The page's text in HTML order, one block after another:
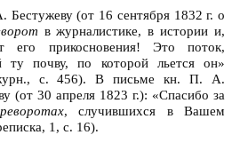
(от 16 сентября 1832 г. о
в журналистике, в истории и,
прикосновения! Это поток,
ту почву, по которой льется он»
с. 456). В письме кн. П. А.
(от 30 апреля 1823 г.): «Спасибо за
, случившихся в Вашем
1, с. 16).